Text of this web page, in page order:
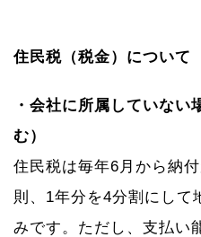
住民税（税金）について
・会社に所属していない
む）
住民税は毎年6月から納
則、1年分を4分割にして
みです。ただし、支払い